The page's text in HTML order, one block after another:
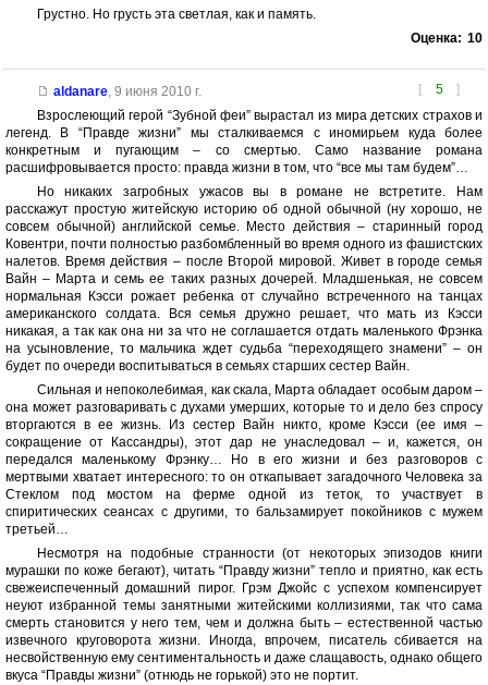
Грустно. Но грусть эта светлая, как и память.
Оценка: 10
[ 5 ]
aldanare, 9 июня 2010 г.
Взрослеющий герой “Зубной феи” вырастал из мира детских страхов и
легенд. В “Правде жизни” мы сталкиваемся с иномирьем куда более
конкретным и пугающим – со смертью. Само название романа
расшифровывается просто: правда жизни в том, что “все мы там будем”…
Но никаких загробных ужасов вы в романе не встретите. Нам
расскажут простую житейскую историю об одной обычной (ну хорошо, не
совсем обычной) английской семье. Место действия – старинный город
Ковентри, почти полностью разбомбленный во время одного из фашистских
налетов. Время действия – после Второй мировой. Живет в городе семья
Вайн – Марта и семь ее таких разных дочерей. Младшенькая, не совсем
нормальная Кэсси рожает ребенка от случайно встреченного на танцах
американского солдата. Вся семья дружно решает, что мать из Кэсси
никакая, а так как она ни за что не соглашается отдать маленького Фрэнка
на усыновление, то мальчика ждет судьба “переходящего знамени” – он
будет по очереди воспитываться в семьях старших сестер Вайн.
Сильная и непоколебимая, как скала, Марта обладает особым даром –
она может разговаривать с духами умерших, которые то и дело без спросу
вторгаются в ее жизнь. Из сестер Вайн никто, кроме Кэсси (ее имя –
сокращение от Кассандры), этот дар не унаследовал – и, кажется, он
передался маленькому Фрэнку… Но в его жизни и без разговоров с
мертвыми хватает интересного: то он откапывает загадочного Человека за
Стеклом под мостом на ферме одной из теток, то участвует в
спиритических сеансах с другими, то бальзамирует покойников с мужем
третьей…
Несмотря на подобные странности (от некоторых эпизодов книги
мурашки по коже бегают), читать “Правду жизни” тепло и приятно, как есть
свежеиспеченный домашний пирог. Грэм Джойс с успехом компенсирует
неуют избранной темы занятными житейскими коллизиями, так что сама
смерть становится у него тем, чем и должна быть – естественной частью
извечного круговорота жизни. Иногда, впрочем, писатель сбивается на
несвойственную ему сентиментальность и даже слащавость, однако общего
вкуса “Правды жизни” (отнюдь не горькой) это не портит.